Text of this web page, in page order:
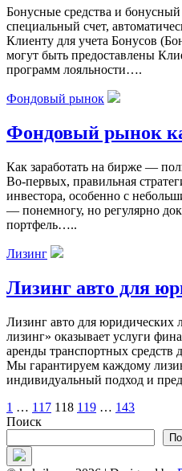
Бонусные средства и
специальный счет,
Клиенту для учета Бонусов
могут быть предоставлены
программ лояльности….
Фондовый рынок
Фондовый рынок
Как заработать на бирже —
Во-первых, правильная
инвестора, особенно с
— понемногу, но регулярно
портфель…..
Лизинг
Лизинг авто для
Лизинг авто для
лизинг» оказывает услуги
аренды транспортных
Мы гарантируем каждому
индивидуальный подход и
Пагинация
записей
1 … 117 118 119 … 143
Поиск